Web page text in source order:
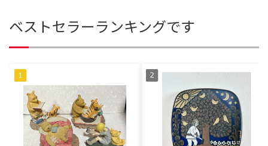
ベストセラーランキングです